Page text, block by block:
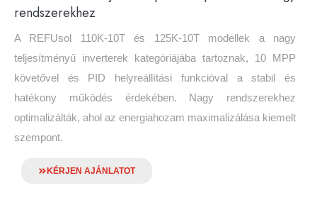
rendszerekhez
A REFUsol 110K-10T és 125K-10T modellek a nagy
teljesítményű inverterek kategóriájába tartoznak, 10 MPP
követővel és PID helyreállítási funkcióval a stabil és
hatékony működés érdekében. Nagy rendszerekhez
optimalizálták, ahol az energiahozam maximalizálása kiemelt
szempont.
KÉRJEN AJÁNLATOT